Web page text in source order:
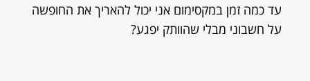
עד כמה זמן במקסימום אני יכול להאריך את החופשה
על חשבוני מבלי שהוותק יפגע?